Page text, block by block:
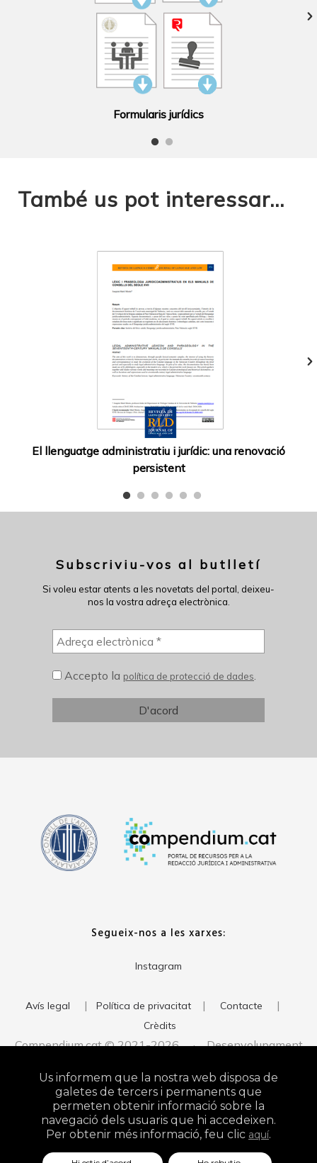
Formularis jurídics
També us pot interessar...
El llenguatge administratiu i jurídic: una renovació
persistent
Subscriviu-vos al butlletí
Si voleu estar atents a les novetats del portal, deixeu-
nos la vostra adreça electrònica.
Accepto la política de protecció de dades
Segueix-nos a les xarxes:
Instagram
Avís legal | Política de privacitat | Contacte |
Crèdits
Compendium.cat © 2021-2026 · Desenvolupament
Studio
Us informem que la nostra web disposa de
galetes de tercers i permanents que
permeten obtenir informació sobre la
navegació dels usuaris que hi accedeixen.
Per obtenir més informació, feu clic aquí.